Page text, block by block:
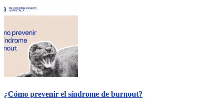
¿Cómo prevenir el síndrome de burnout?